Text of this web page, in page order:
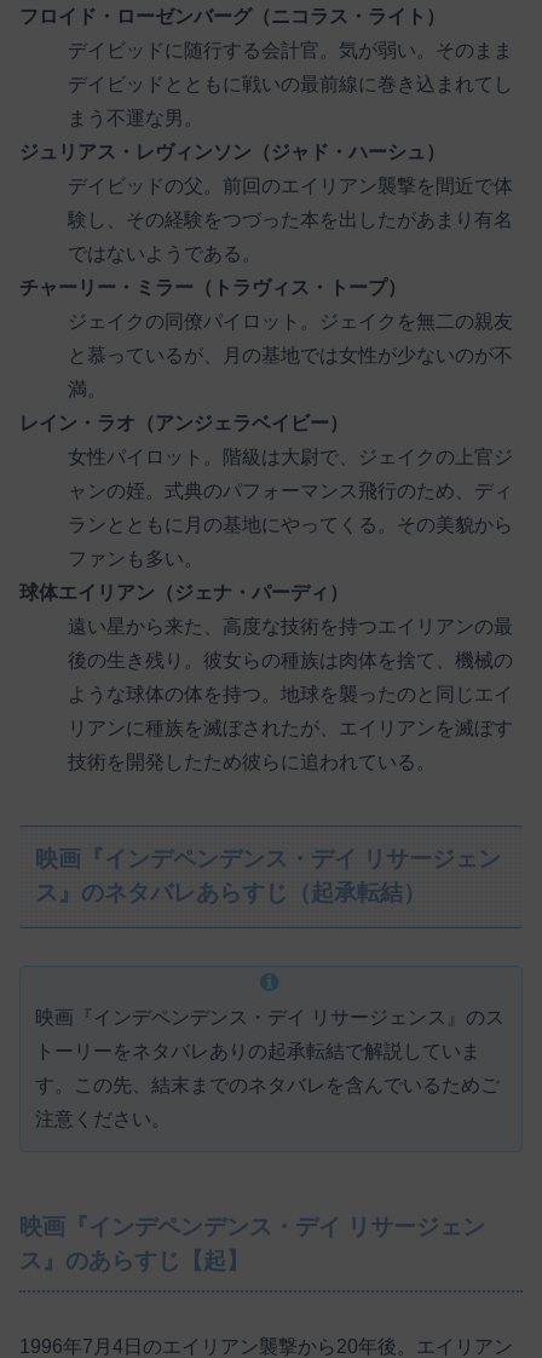
フロイド・ローゼンバーグ（ニコラス・ライト）
デイビッドに随行する会計官。気が弱い。そのまま
デイビッドとともに戦いの最前線に巻き込まれてし
まう不運な男。
ジュリアス・レヴィンソン（ジャド・ハーシュ）
デイビッドの父。前回のエイリアン襲撃を間近で体
験し、その経験をつづった本を出したがあまり有名
ではないようである。
チャーリー・ミラー（トラヴィス・トープ）
ジェイクの同僚パイロット。ジェイクを無二の親友
と慕っているが、月の基地では女性が少ないのが不
満。
レイン・ラオ（アンジェラベイビー）
女性パイロット。階級は大尉で、ジェイクの上官ジ
ャンの姪。式典のパフォーマンス飛行のため、ディ
ランとともに月の基地にやってくる。その美貌から
ファンも多い。
球体エイリアン（ジェナ・パーディ）
遠い星から来た、高度な技術を持つエイリアンの最
後の生き残り。彼女らの種族は肉体を捨て、機械の
ような球体の体を持つ。地球を襲ったのと同じエイ
リアンに種族を滅ぼされたが、エイリアンを滅ぼす
技術を開発したため彼らに追われている。
映画『インデペンデンス・デイ リサージェン
ス』のネタバレあらすじ（起承転結）
映画『インデペンデンス・デイ リサージェンス』のス
トーリーをネタバレありの起承転結で解説していま
す。この先、結末までのネタバレを含んでいるためご
注意ください。
映画『インデペンデンス・デイ リサージェン
ス』のあらすじ【起】
1996年7月4日のエイリアン襲撃から20年後。エイリアン